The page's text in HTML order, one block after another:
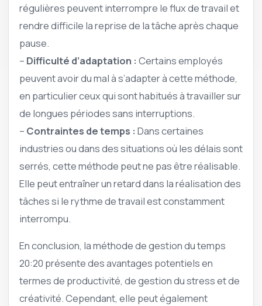
régulières peuvent interrompre le flux de travail et
rendre difficile la reprise de la tâche après chaque
pause.
– Difficulté d’adaptation : Certains employés
peuvent avoir du mal à s’adapter à cette méthode,
en particulier ceux qui sont habitués à travailler sur
de longues périodes sans interruptions.
– Contraintes de temps : Dans certaines
industries ou dans des situations où les délais sont
serrés, cette méthode peut ne pas être réalisable.
Elle peut entraîner un retard dans la réalisation des
tâches si le rythme de travail est constamment
interrompu.
En conclusion, la méthode de gestion du temps
20:20 présente des avantages potentiels en
termes de productivité, de gestion du stress et de
créativité. Cependant, elle peut également